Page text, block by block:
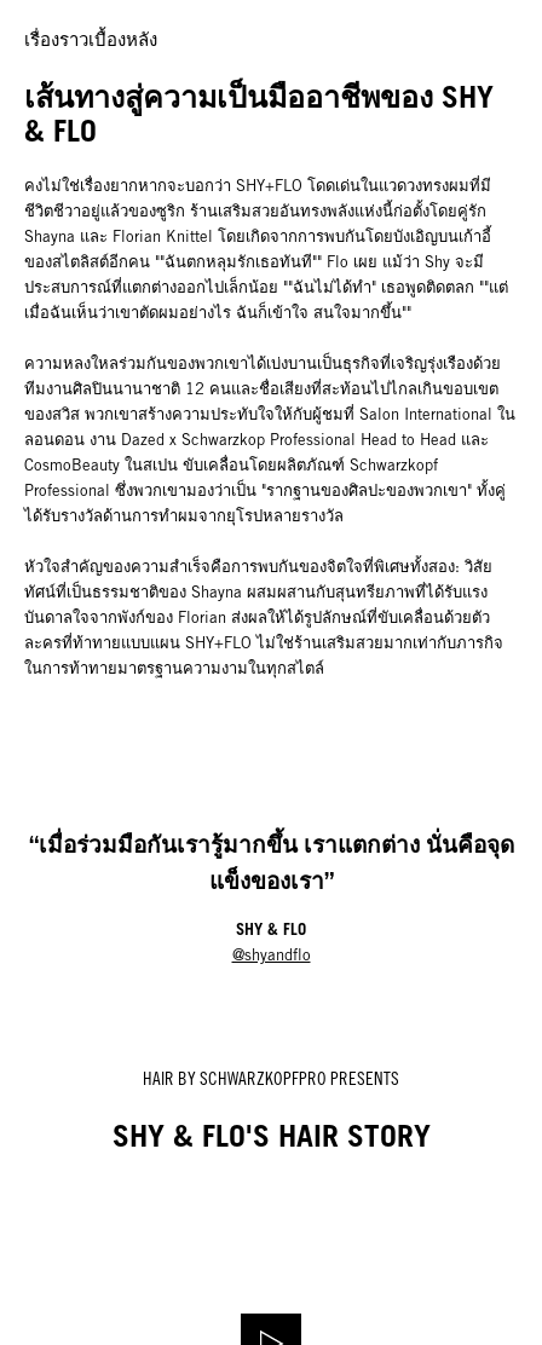
เรื่องราวเบื้องหลัง
เส้นทางสู่ความเป็นมืออาชีพของ SHY
& FLO
คงไม่ใช่เรื่องยากหากจะบอกว่า SHY+FLO โดดเด่นในแวดวงทรงผมที่มี
ชีวิตชีวาอยู่แล้วของซูริก ร้านเสริมสวยอันทรงพลังแห่งนี้ก่อตั้งโดยคู่รัก
Shayna และ Florian Knittel โดยเกิดจากการพบกันโดยบังเอิญบนเก้าอี้
ของสไตลิสต์อีกคน ""ฉันตกหลุมรักเธอทันที"" Flo เผย แม้ว่า Shy จะมี
ประสบการณ์ที่แตกต่างออกไปเล็กน้อย ""ฉันไม่ได้ทำ" เธอพูดติดตลก ""แต่
เมื่อฉันเห็นว่าเขาตัดผมอย่างไร ฉันก็เข้าใจ สนใจมากขึ้น""
ความหลงใหลร่วมกันของพวกเขาได้เบ่งบานเป็นธุรกิจที่เจริญรุ่งเรืองด้วย
ทีมงานศิลปินนานาชาติ 12 คนและชื่อเสียงที่สะท้อนไปไกลเกินขอบเขต
ของสวิส พวกเขาสร้างความประทับใจให้กับผู้ชมที่ Salon International ใน
ลอนดอน งาน Dazed x Schwarzkop Professional Head to Head และ
CosmoBeauty ในสเปน ขับเคลื่อนโดยผลิตภัณฑ์ Schwarzkopf
Professional ซึ่งพวกเขามองว่าเป็น "รากฐานของศิลปะของพวกเขา" ทั้งคู่
ได้รับรางวัลด้านการทำผมจากยุโรปหลายรางวัล
หัวใจสำคัญของความสำเร็จคือการพบกันของจิตใจที่พิเศษทั้งสอง: วิสัย
ทัศน์ที่เป็นธรรมชาติของ Shayna ผสมผสานกับสุนทรียภาพที่ได้รับแรง
บันดาลใจจากพังก์ของ Florian ส่งผลให้ได้รูปลักษณ์ที่ขับเคลื่อนด้วยตัว
ละครที่ท้าทายแบบแผน SHY+FLO ไม่ใช่ร้านเสริมสวยมากเท่ากับภารกิจ
ในการท้าทายมาตรฐานความงามในทุกสไตล์
“เมื่อร่วมมือกันเรารู้มากขึ้น เราแตกต่าง นั่นคือจุด
แข็งของเรา”
SHY & FLO
@shyandflo
HAIR BY SCHWARZKOPFPRO PRESENTS
SHY & FLO'S HAIR STORY